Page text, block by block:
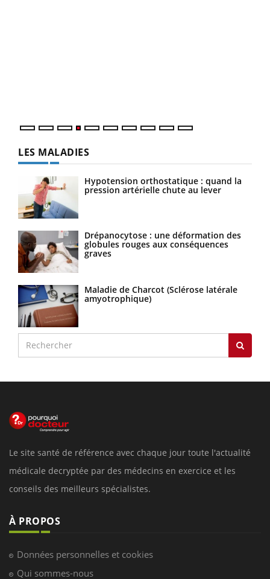
LES MALADIES
Hypotension orthostatique : quand la
pression artérielle chute au lever
Drépanocytose : une déformation des
globules rouges aux conséquences
graves
Maladie de Charcot (Sclérose latérale
amyotrophique)
Le site santé de référence avec chaque jour toute l'actualité
médicale decryptée par des médecins en exercice et les
conseils des meilleurs spécialistes.
À PROPOS
Données personnelles et cookies
Qui sommes-nous